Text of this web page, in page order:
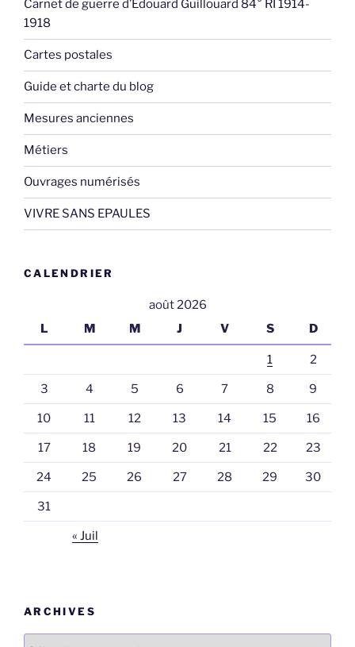
Carnet de guerre d’Edouard Guillouard 84° RI 1914-
1918
Cartes postales
Guide et charte du blog
Mesures anciennes
Métiers
Ouvrages numérisés
VIVRE SANS EPAULES
CALENDRIER
août 2026
L
M M J V S D
1 2
3 4 5 6 7 8 9
10 11 12 13 14 15 16
17 18 19 20 21 22 23
24 25 26 27 28 29 30
31
« Juil
ARCHIVES